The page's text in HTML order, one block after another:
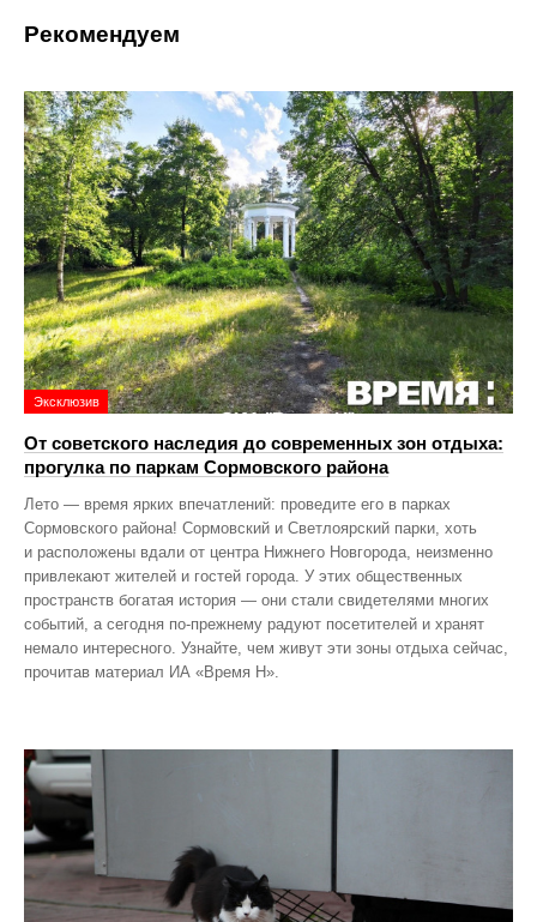
Рекомендуем
Эксклюзив
От советского наследия до современных зон отдыха:
прогулка по паркам Сормовского района
Лето — время ярких впечатлений: проведите его в парках
Сормовского района! Сормовский и Светлоярский парки, хоть
и расположены вдали от центра Нижнего Новгорода, неизменно
привлекают жителей и гостей города. У этих общественных
пространств богатая история — они стали свидетелями многих
событий, а сегодня по‑прежнему радуют посетителей и хранят
немало интересного. Узнайте, чем живут эти зоны отдыха сейчас,
прочитав материал ИА «Время Н».